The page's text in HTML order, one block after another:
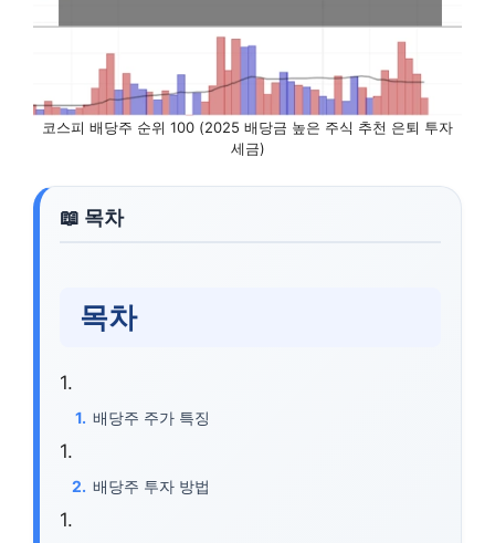
코스피 배당주 순위 100 (2025 배당금 높은 주식 추천 은퇴 투자
세금)
목차
배당주 주가 특징
배당주 투자 방법